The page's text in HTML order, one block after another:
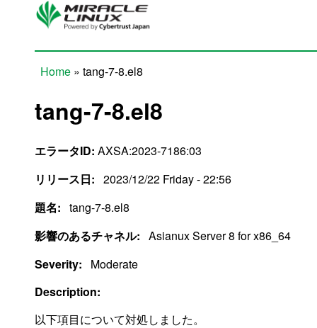
Skip to main content
Home » tang-7-8.el8
tang-7-8.el8
エラータID: AXSA:2023-7186:03
リリース日: 2023/12/22 Friday - 22:56
題名: tang-7-8.el8
影響のあるチャネル: Asianux Server 8 for x86_64
Severity:
Moderate
Description:
以下項目について対処しました。